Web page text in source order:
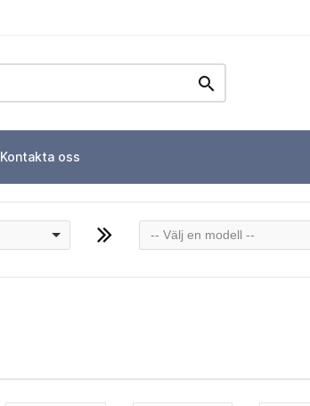

Kontakta oss
-- Välj en modell --